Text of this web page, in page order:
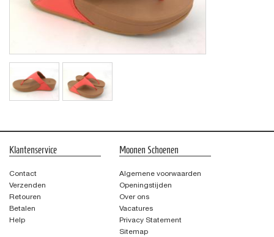
Klantenservice
Contact
Verzenden
Retouren
Betalen
Help
Moonen Schoenen
Algemene voorwaarden
Openingstijden
Over ons
Vacatures
Privacy Statement
Sitemap